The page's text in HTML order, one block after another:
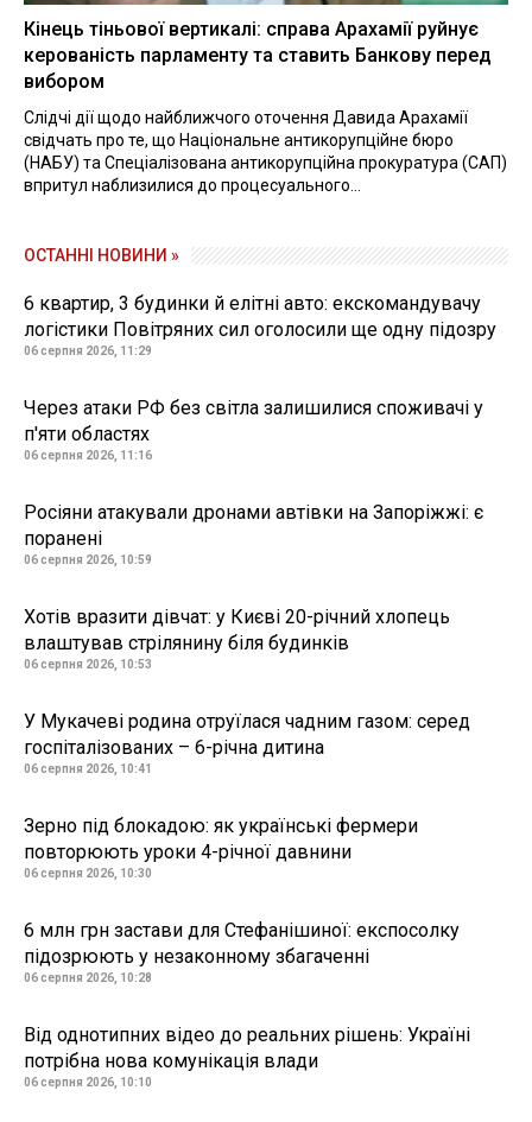
Кінець тіньової вертикалі: справа Арахамії руйнує
керованість парламенту та ставить Банкову перед
вибором
Слідчі дії щодо найближчого оточення Давида Арахамії
свідчать про те, що Національне антикорупційне бюро
(НАБУ) та Спеціалізована антикорупційна прокуратура (САП)
впритул наблизилися до процесуального...
ОСТАННІ НОВИНИ »
6 квартир, 3 будинки й елітні авто: екскомандувачу
логістики Повітряних сил оголосили ще одну підозру
06 серпня 2026, 11:29
Через атаки РФ без світла залишилися споживачі у
п'яти областях
06 серпня 2026, 11:16
Росіяни атакували дронами автівки на Запоріжжі: є
поранені
06 серпня 2026, 10:59
Хотів вразити дівчат: у Києві 20-річний хлопець
влаштував стрілянину біля будинків
06 серпня 2026, 10:53
У Мукачеві родина отруїлася чадним газом: серед
госпіталізованих – 6-річна дитина
06 серпня 2026, 10:41
Зерно під блокадою: як українські фермери
повторюють уроки 4-річної давнини
06 серпня 2026, 10:30
6 млн грн застави для Стефанішиної: експосолку
підозрюють у незаконному збагаченні
06 серпня 2026, 10:28
Від однотипних відео до реальних рішень: Україні
потрібна нова комунікація влади
06 серпня 2026, 10:10